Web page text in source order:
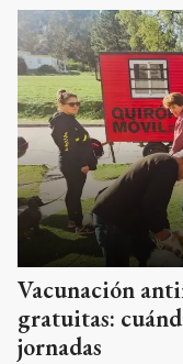
Vacunación
gratuitas:
jornadas